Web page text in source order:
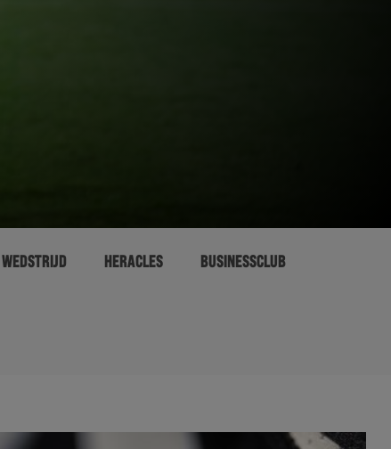
WEDSTRIJD HERACLES BUSINESSCLUB